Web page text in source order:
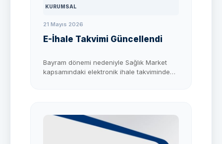
KURUMSAL
21 Mayıs 2026
E-İhale Takvimi Güncellendi
Bayram dönemi nedeniyle Sağlık Market
kapsamındaki elektronik ihale takviminde